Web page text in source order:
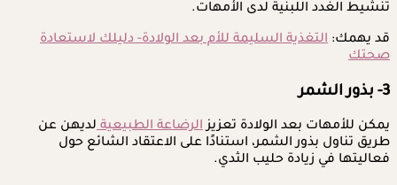
تنشيط الغدد اللبنية لدى الأمهات.
قد يهمك: التغذية السليمة للأم بعد الولادة- دليلك لاستعادة
صحتك
3- بذور الشمر
يمكن للأمهات بعد الولادة تعزيزالرضاعة الطبيعيةلديهن عن
طريق تناول بذور الشمر، استنادًا على الاعتقاد الشائع حول
فعاليتها في زيادة حليب الثدي.